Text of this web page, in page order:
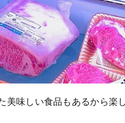
美味しい食品もあるから楽